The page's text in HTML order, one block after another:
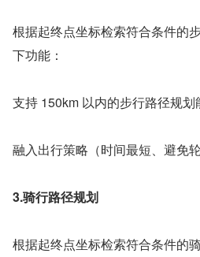
根据起终点坐标检索符合条件的
下功能：
支持 150km 以内的步行路径规划
融入出行策略（时间最短、避免轮
3.骑行路径规划
根据起终点坐标检索符合条件的